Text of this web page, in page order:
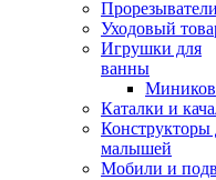
Прорезыватели
Уходовый
Игрушки для
ванны
Каталки и
Конструкторы
малышей
Мобили и